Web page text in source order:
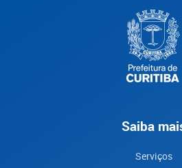
Saiba
Serviços